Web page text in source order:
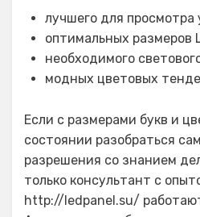
лучшего для просмотра
оптимальных размеров
необходимого
модных цветовых
Если с размерами букв и
состоянии разобраться
разрешения со знанием
только консультант с
http://ledpanel.su/